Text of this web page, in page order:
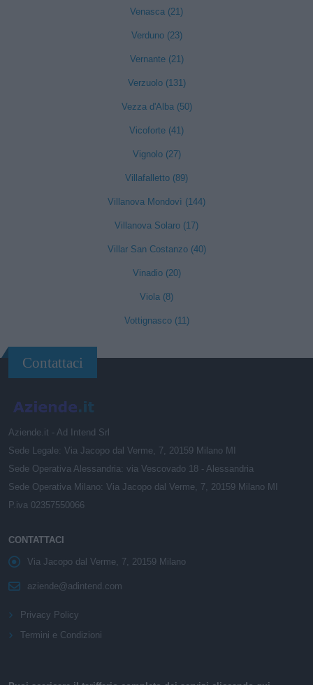
Venasca (21)
Verduno (23)
Vernante (21)
Verzuolo (131)
Vezza d'Alba (50)
Vicoforte (41)
Vignolo (27)
Villafalletto (89)
Villanova Mondovì (144)
Villanova Solaro (17)
Villar San Costanzo (40)
Vinadio (20)
Viola (8)
Vottignasco (11)
Contattaci
Aziende.it - Ad Intend Srl
Sede Legale: Via Jacopo dal Verme, 7, 20159 Milano MI
Sede Operativa Alessandria: via Vescovado 18 - Alessandria
Sede Operativa Milano: Via Jacopo dal Verme, 7, 20159 Milano MI
P.iva 02357550066
CONTATTACI
Via Jacopo dal Verme, 7, 20159 Milano
aziende@adintend.com
Privacy Policy
Termini e Condizioni